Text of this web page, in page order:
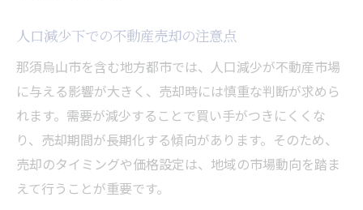
人口減少地域の不動産売却成功事例
即時買取希望者が知るべきメリットと注意点
不動産売却即時買取のメリットを解説
即時買取で損をしないための注意点
不動産売却で即現金化できるケースとは
即時買取時に知るべき契約の落とし穴
人口減少下での不動産売却の注意点
那須烏山市を含む地方都市では、人口減少が不動産市場
に与える影響が大きく、売却時には慎重な判断が求めら
れます。需要が減少することで買い手がつきにくくな
り、売却期間が長期化する傾向があります。そのため、
売却のタイミングや価格設定は、地域の市場動向を踏ま
えて行うことが重要です。